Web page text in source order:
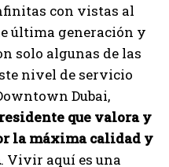
con vistas al
última generación y
solo algunas de las
nivel de servicio
Dubai,
que valora y
la máxima calidad y
. Vivir aquí es una